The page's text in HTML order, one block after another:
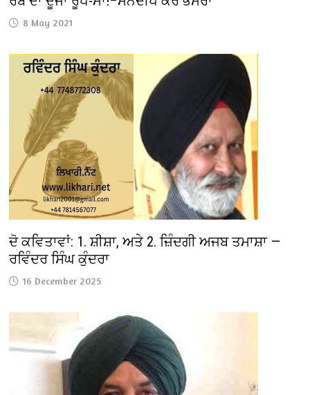
8 May 2021
ਦੋ ਕਵਿਤਾਵਾਂ: 1. ਸ਼ੀਸ਼ਾ, ਅਤੇ 2. ਜ਼ਿੰਦਗੀ ਅਜਬ ਤਮਾਸ਼ਾ —
ਰਵਿੰਦਰ ਸਿੰਘ ਕੁੰਦਰਾ
16 December 2025